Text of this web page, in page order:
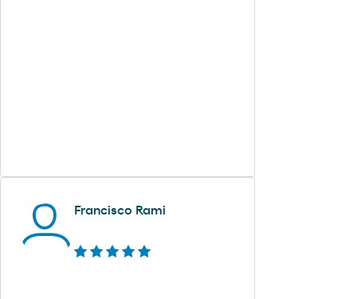
Francisco Rami